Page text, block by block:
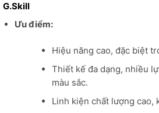
G.Skill
Ưu điểm:
Hiệu năng cao, đặc biệt
Thiết kế đa dạng, nhiều
màu sắc.
Linh kiện chất lượng cao,